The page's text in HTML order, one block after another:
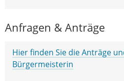
Anfragen & Anträge
Hier finden Sie die Anträge
Bürgermeisterin